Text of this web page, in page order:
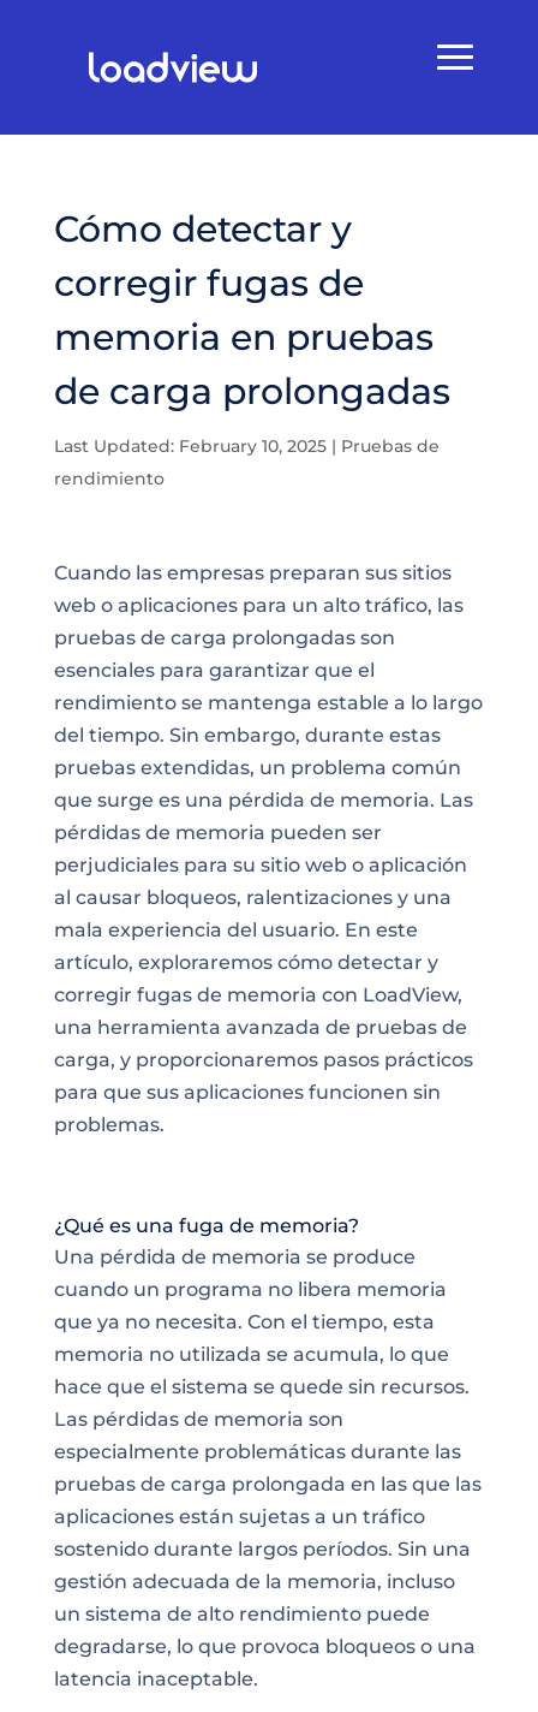
Cómo detectar y
corregir fugas de
memoria en pruebas
de carga prolongadas
Last Updated: February 10, 2025| Pruebas de
rendimiento
Cuando las empresas preparan sus sitios
web o aplicaciones para un alto tráfico, las
pruebas de carga prolongadas son
esenciales para garantizar que el
rendimiento se mantenga estable a lo largo
del tiempo. Sin embargo, durante estas
pruebas extendidas, un problema común
que surge es una pérdida de memoria. Las
pérdidas de memoria pueden ser
perjudiciales para su sitio web o aplicación
al causar bloqueos, ralentizaciones y una
mala experiencia del usuario. En este
artículo, exploraremos cómo detectar y
corregir fugas de memoria con LoadView,
una herramienta avanzada de pruebas de
carga, y proporcionaremos pasos prácticos
para que sus aplicaciones funcionen sin
problemas.
¿Qué es una fuga de memoria?
Una pérdida de memoria se produce
cuando un programa no libera memoria
que ya no necesita. Con el tiempo, esta
memoria no utilizada se acumula, lo que
hace que el sistema se quede sin recursos.
Las pérdidas de memoria son
especialmente problemáticas durante las
pruebas de carga prolongada en las que las
aplicaciones están sujetas a un tráfico
sostenido durante largos períodos. Sin una
gestión adecuada de la memoria, incluso
un sistema de alto rendimiento puede
degradarse, lo que provoca bloqueos o una
latencia inaceptable.